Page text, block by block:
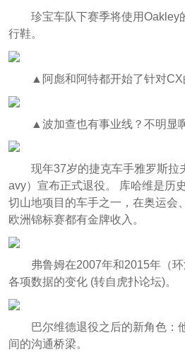
珍宝车队下赛季将使用Oakley
行鞋。
▲阿彪和阿特都开始了针对CX
▲波加查也有事业线？不明显
现年37岁的捷克车手雅罗斯拉
avy）宣布正式退役。 库哈维是历
切山地项目的车手之一，在奥运会
欧洲锦标赛都有金牌收入。
弗鲁姆在2007年和2015年（
各项数据的变化 (转自虎扑论坛)。
巴尔维德退役之后的新角色：
间的沟通桥梁。